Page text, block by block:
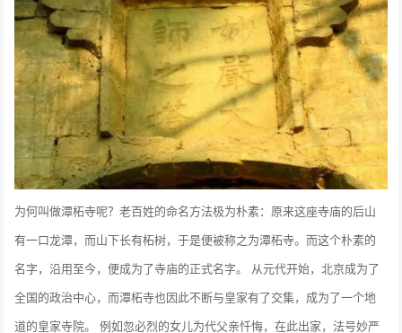
为何叫做潭柘寺呢？老百姓的命名方法极为朴素：原来这座寺庙的后山
有一口龙潭，而山下长有柘树，于是便被称之为潭柘寺。而这个朴素的
名字，沿用至今，便成为了寺庙的正式名字。 从元代开始，北京成为了
全国的政治中心，而潭柘寺也因此不断与皇家有了交集，成为了一个地
道的皇家寺院。 例如忽必烈的女儿为代父亲忏悔，在此出家，法号妙严